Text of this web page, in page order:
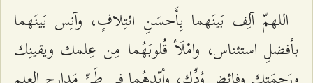
اللهمّ آلِف بَينَهما بِأَحسَنِ ائتِلافٍ، وآنِس بَينَهما
بأفضلِ استئناس، وامْلَأ قُلوبَهُما مِن عِلمك ويقينِك